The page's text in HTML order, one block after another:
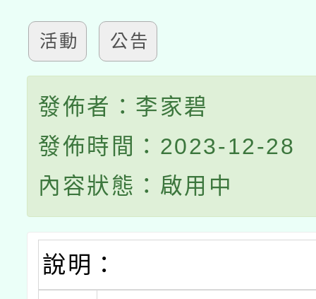
活動 公告
發佈者：李家碧
發佈時間：2023-12-28
內容狀態：啟用中
說明：